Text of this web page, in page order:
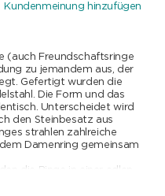
Kundenmeinung hinzufügen
(auch Freundschaftsringe
zu jemandem aus, der
Gefertigt wurden die
Die Form und das
Unterscheidet wird
den Steinbesatz aus
strahlen zahlreiche
Damenring gemeinsam
Grössen, findet